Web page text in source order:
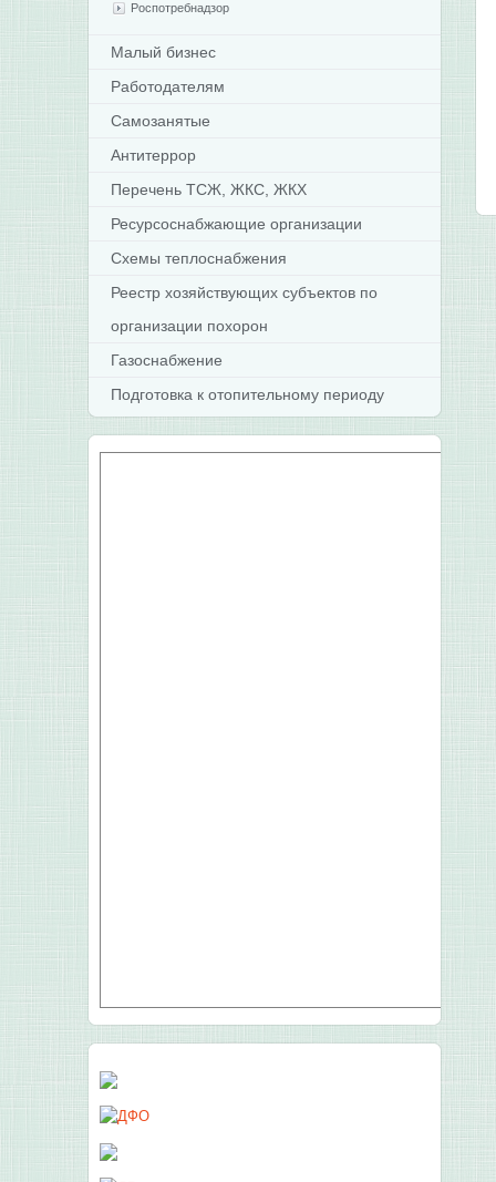
Роспотребнадзор
Малый бизнес
Работодателям
Самозанятые
Антитеррор
Перечень ТСЖ, ЖКС, ЖКХ
Ресурсоснабжающие организации
Схемы теплоснабжения
Реестр хозяйствующих субъектов по
организации похорон
Газоснабжение
Подготовка к отопительному периоду